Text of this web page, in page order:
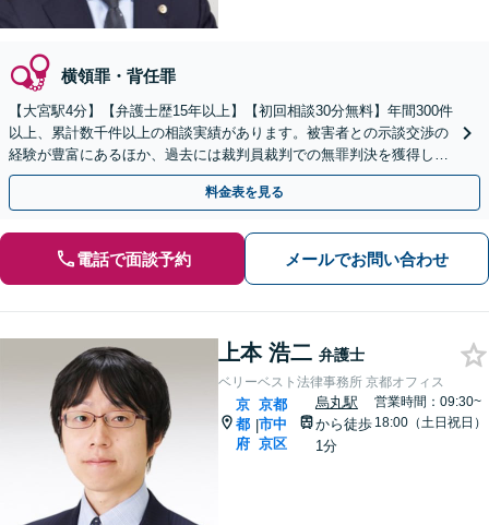
横領罪・背任罪
【大宮駅4分】【弁護士歴15年以上】【初回相談30分無料】年間300件
以上、累計数千件以上の相談実績があります。被害者との示談交渉の
経験が豊富にあるほか、過去には裁判員裁判での無罪判決を獲得した
実績もあります。ぜひお任せください。
料金表を見る
電話で面談予約 メールでお問い合わせ
上本 浩二 弁護士
ベリーベスト法律事務所 京都オフィス
京
都
府
|
京都
市中
京区
烏丸駅
から徒歩
1分
営業時間：09:30~
18:00（土日祝日）